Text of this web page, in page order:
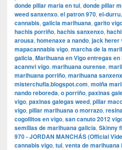
donde pillar maria en tui, donde pillar
weed sanxenxo, el patron 970, el-
cannabis, galicia marihuana, garito
hachis porriño, hachis sanxenxo,
arousa, homenaxe a nando, jack herer
mapacannabis vigo, marcha de la
galicia, Marihuana en Vigo entregas en
acannvi vigo, marihuana ourense,
marihuana porriño, marihuana
misterchufla.blogspot.com, moiña
nando reboreda, o porriño, paxinas
vigo, paxinas galegas weed, pillar
vigo, pillar marihuana o morrazo,
cogollitos en vigo, san canuto 2012
semillas de marihuana galicia, Skinny
970 - JORDAN MANCHÁS (Official
cannabis vigo, tui, venta de